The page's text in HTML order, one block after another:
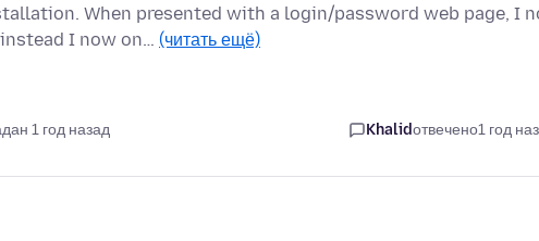
When presented with a login/password web page, I
I now on… (читать ещё)
1 год назад Khalidотвечено1 год